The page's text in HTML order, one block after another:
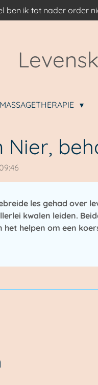
ben ik tot nader order
MASSAGETHERAPIE
Nier,
les gehad over
kwalen leiden.
het helpen om een